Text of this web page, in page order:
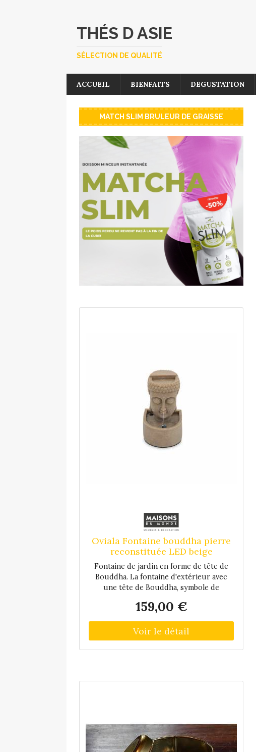
THÉS D ASIE
SÉLECTION DE QUALITÉ
ACCUEIL BIENFAITS DEGUSTATION
MATCH SLIM BRULEUR DE GRAISSE
Oviala Fontaine bouddha pierre
reconstituée LED beige
Fontaine de jardin en forme de tête de
Bouddha. La fontaine d'extérieur avec
une tête de Bouddha, symbole de
accessoire déco pour le jardin, le balcon
ou la terrasse. Le ruissellement de l'eau,
qui se fait en circuit fermé, génère un
bruit de fond discret et apaisant. La
fontaine tête de Bouddha est munie
tout en mettant votre extérieur en
intégralement construite en polyrésine
et fibre de verre, avec projections de
poudre de verre pour un rendu granit
159,00 €